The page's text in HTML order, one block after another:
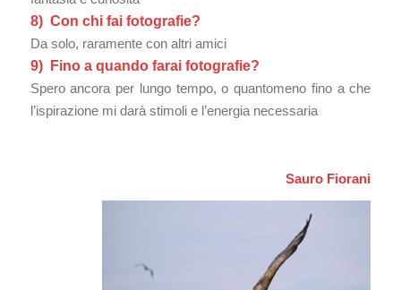
8) Con chi fai fotografie?
Da solo, raramente con altri amici
9) Fino a quando farai fotografie?
Spero ancora per lungo tempo, o quantomeno fino a che
l’ispirazione mi darà stimoli e l’energia necessaria
Sauro Fiorani